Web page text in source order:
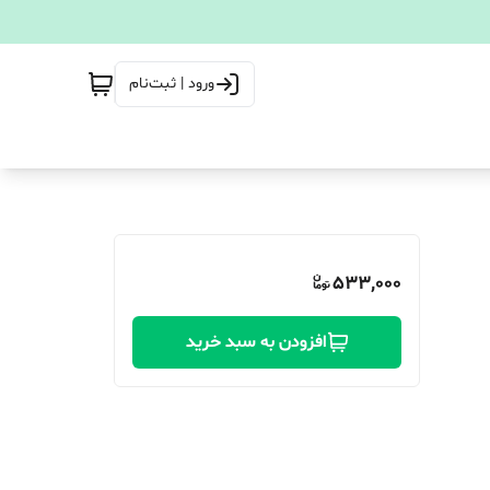
ورود | ثبت‌نام
533,000
افزودن به سبد خرید